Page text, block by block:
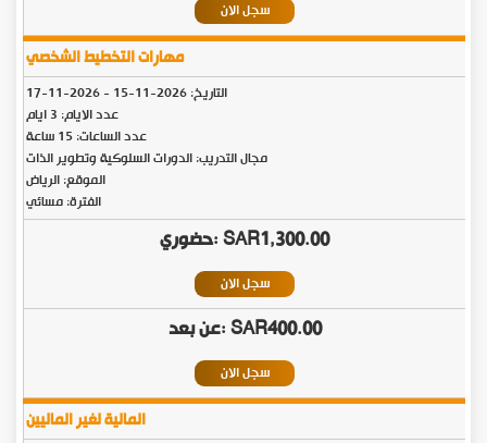
سجل الان
مهارات التخطيط الشخصي
التاريخ:2026-11-15
-
2026-11-17
عدد الايام: 3 ايام
عدد الساعات: 15 ساعة
مجال التدريب: الدورات السلوكية وتطوير الذات
الموقع: الرياض
الفترة: مسائي
SAR1,300.00
سجل الان
SAR400.00
سجل الان
المالية لغير الماليين